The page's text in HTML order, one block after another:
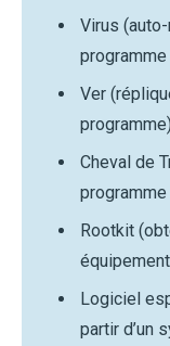
Virus
Ver
programme)
Cheval de
Rootkit
Logiciel
partir d’un